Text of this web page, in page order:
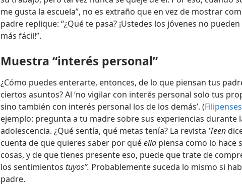
me gusta la escuela”, no es extraño que en vez de mostrar
padre replique: “¿Qué te pasa? ¡Ustedes los jóvenes no
más fácil!”.
Muestra “interés personal”
¿Cómo puedes enterarte, entonces, de lo que piensan tus
ciertos asuntos? Al ‘no vigilar con interés personal solo tus
sino también con interés personal los de los demás’. (
ejemplo: pregunta a tu madre sobre sus experiencias durante
adolescencia. ¿Qué sentía, qué metas tenía? La revista ‘Teen
cuenta de que quieres saber por quéella piensa como lo hace
cosas, y de que tienes presente eso, puede que trate de
los sentimientos tuyos”. Probablemente suceda lo mismo si
padre.